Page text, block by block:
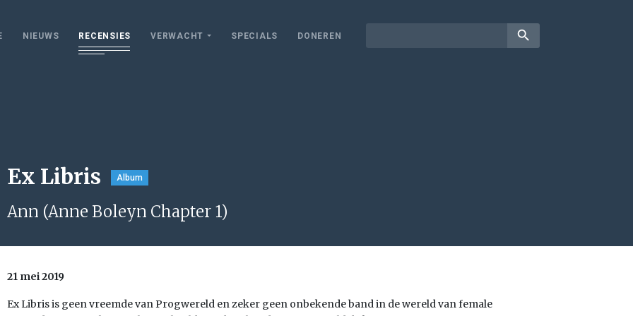
NIEUWS RECENSIES VERWACHT SPECIALS DONEREN search
Ex Libris Album
Ann (Anne Boleyn Chapter 1)
21 mei 2019
Ex Libris is geen vreemde van Progwereld en zeker geen onbekende band in de wereld van female